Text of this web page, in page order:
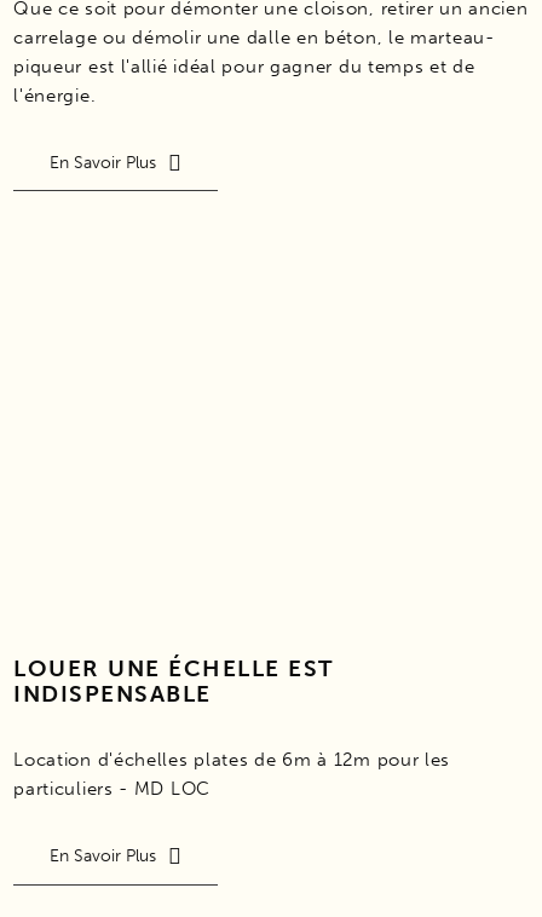
Que ce soit pour démonter une cloison, retirer un ancien
carrelage ou démolir une dalle en béton, le marteau-
piqueur est l'allié idéal pour gagner du temps et de
l'énergie.
En Savoir Plus
LOUER UNE ÉCHELLE EST
INDISPENSABLE
Location d'échelles plates de 6m à 12m pour les
particuliers - MD LOC
En Savoir Plus